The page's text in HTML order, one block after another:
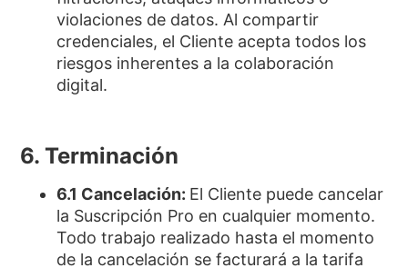
violaciones de datos. Al compartir
credenciales, el Cliente acepta todos los
riesgos inherentes a la colaboración
digital.
6. Terminación
6.1 Cancelación: El Cliente puede cancelar
la Suscripción Pro en cualquier momento.
Todo trabajo realizado hasta el momento
de la cancelación se facturará a la tarifa